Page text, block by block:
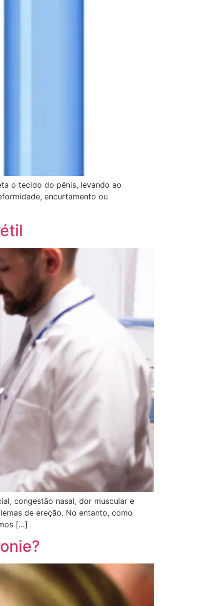
o tecido do pênis, levando ao
encurtamento ou
congestão nasal, dor muscular e
de ereção. No entanto, como
[…]